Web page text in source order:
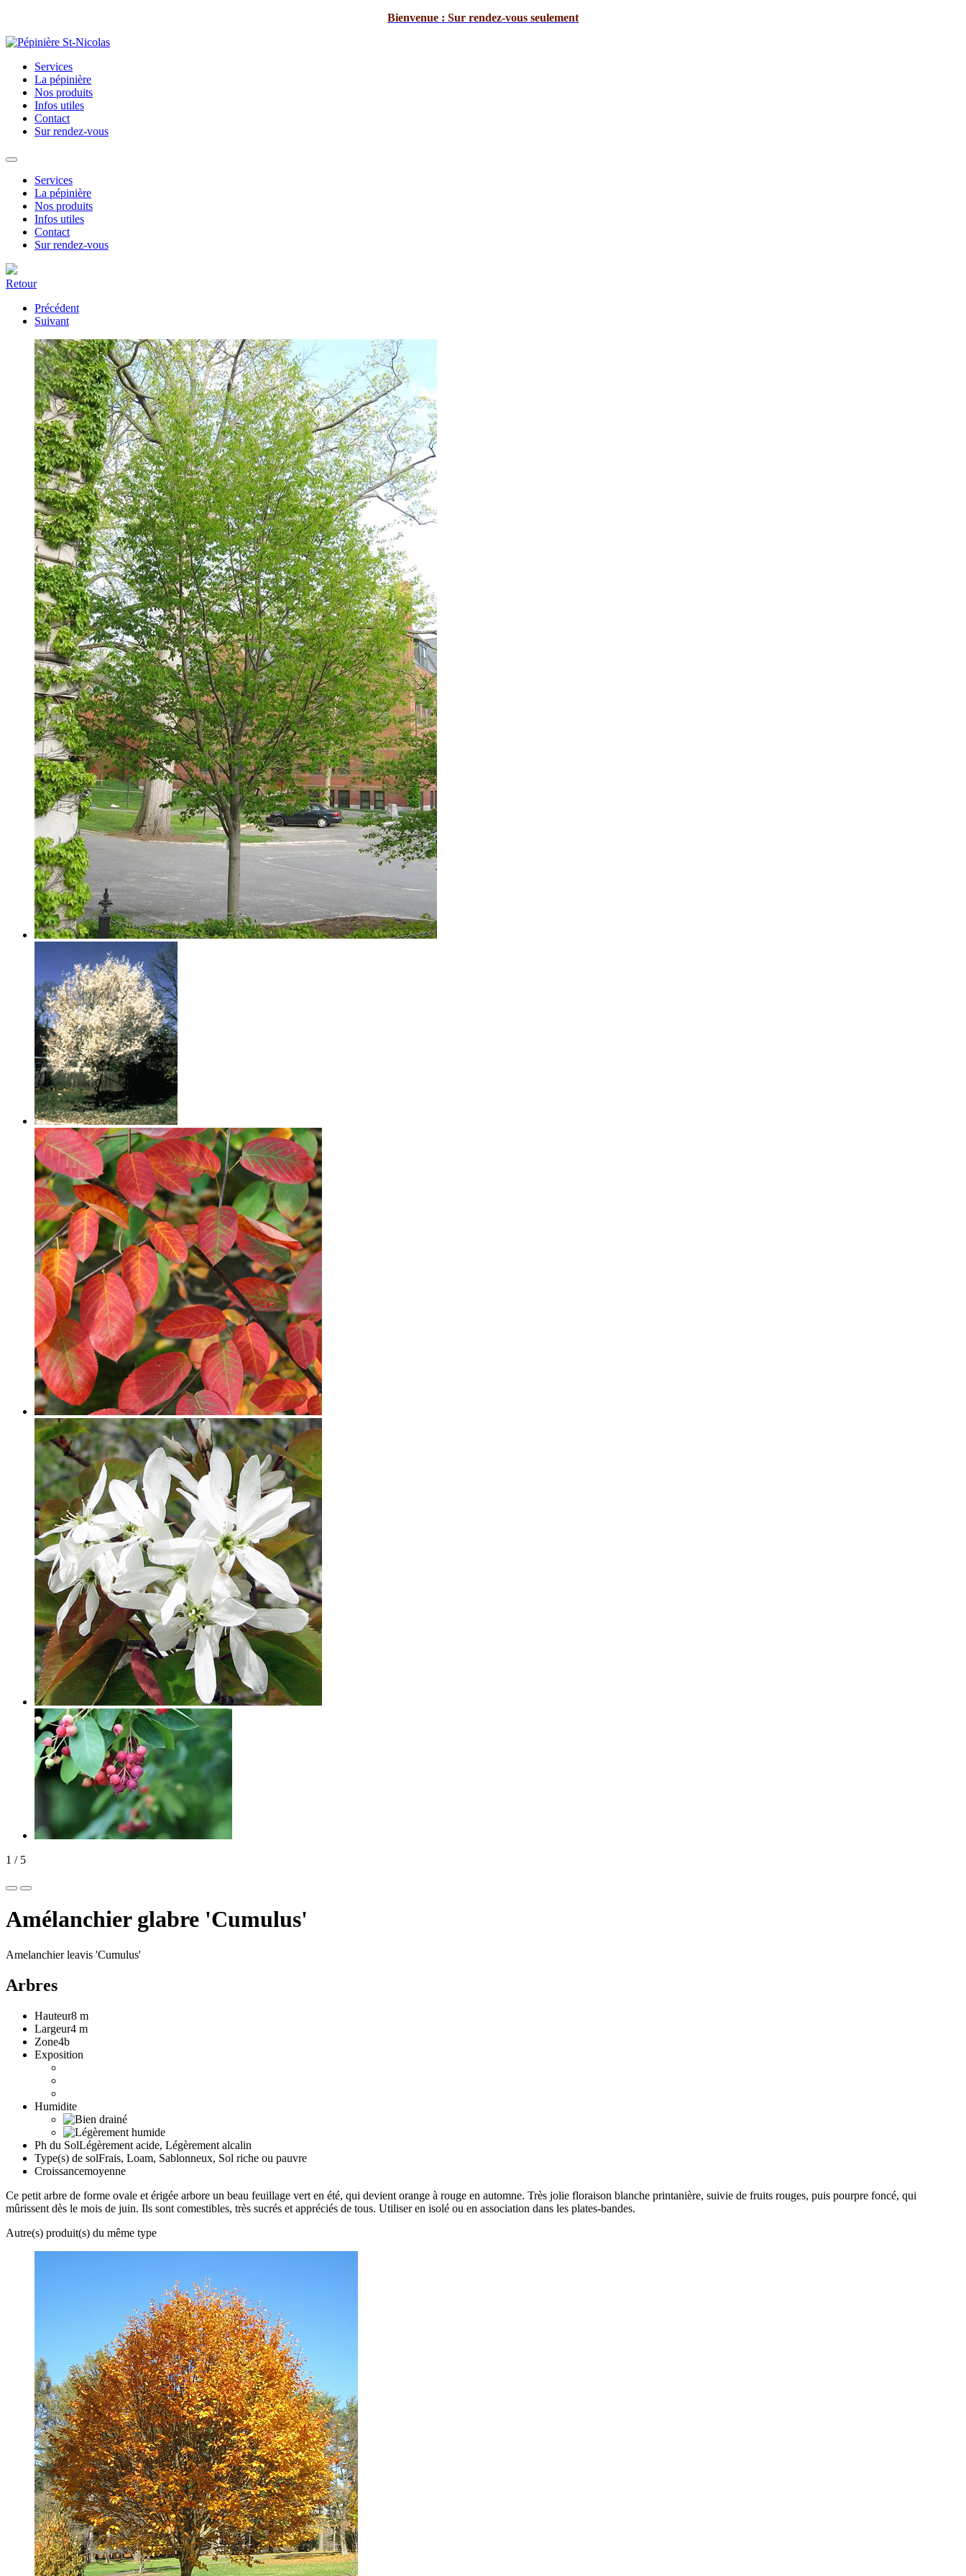
Bienvenue : Sur rendez-vous seulement
Services
La pépinière
Nos produits
Infos utiles
Contact
Sur rendez-vous
Services
La pépinière
Nos produits
Infos utiles
Contact
Sur rendez-vous
Retour
Précédent
Suivant
1 / 5
Amélanchier glabre 'Cumulus'
Amelanchier leavis 'Cumulus'
Arbres
Hauteur8 m
Largeur4 m
Zone4b
Exposition
Humidite
Ph du SolLégèrement acide, Légèrement alcalin
Type(s) de solFrais, Loam, Sablonneux, Sol riche ou pauvre
Croissancemoyenne
Ce petit arbre de forme ovale et érigée arbore un beau feuillage vert en été, qui devient orange à rouge en automne. Très jolie floraison blanche printanière, suivie de fruits rouges, puis pourpre foncé, qui
mûrissent dès le mois de juin. Ils sont comestibles, très sucrés et appréciés de tous. Utiliser en isolé ou en association dans les plates-bandes.
Autre(s) produit(s) du même type